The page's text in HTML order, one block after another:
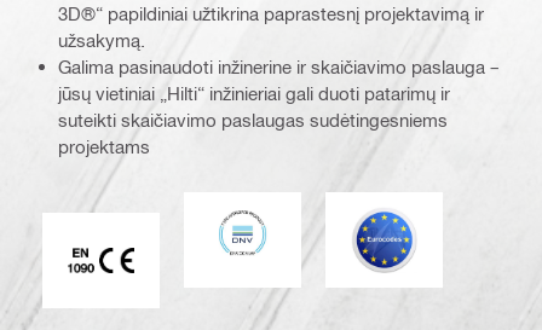
3D®“ papildiniai užtikrina paprastesnį projektavimą ir
užsakymą.
Galima pasinaudoti inžinerine ir skaičiavimo paslauga –
jūsų vietiniai „Hilti“ inžinieriai gali duoti patarimų ir
suteikti skaičiavimo paslaugas sudėtingesniems
projektams
CE EN 1090 ženklas
DNV Eurokodas